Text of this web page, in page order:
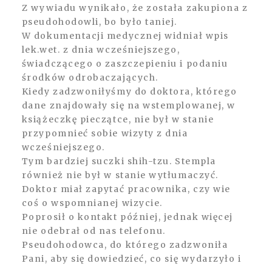
Z wywiadu wynikało, że została zakupiona z
pseudohodowli, bo było taniej.
W dokumentacji medycznej widniał wpis
lek.wet. z dnia wcześniejszego,
świadczącego o zaszczepieniu i podaniu
środków odrobaczających.
Kiedy zadzwoniłyśmy do doktora, którego
dane znajdowały się na wstemplowanej, w
książeczkę pieczątce, nie był w stanie
przypomnieć sobie wizyty z dnia
wcześniejszego.
Tym bardziej suczki shih-tzu. Stempla
również nie był w stanie wytłumaczyć.
Doktor miał zapytać pracownika, czy wie
coś o wspomnianej wizycie.
Poprosił o kontakt później, jednak więcej
nie odebrał od nas telefonu.
Pseudohodowca, do którego zadzwoniła
Pani, aby się dowiedzieć, co się wydarzyło i